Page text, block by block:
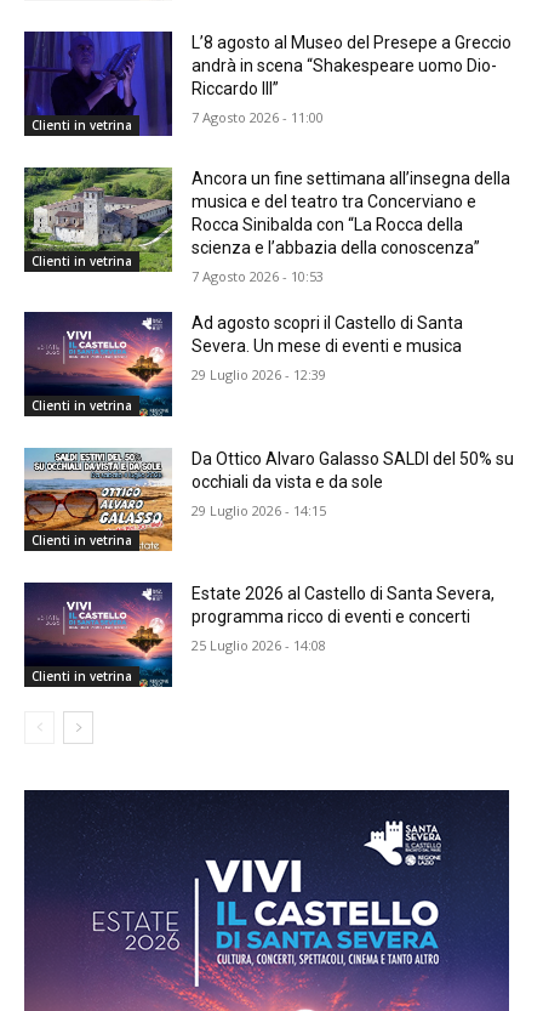
Clienti in vetrina
L’8 agosto al Museo del Presepe a Greccio
andrà in scena “Shakespeare uomo Dio-
Riccardo III”
7 Agosto 2026 - 11:00
Clienti in vetrina
Ancora un fine settimana all’insegna della
musica e del teatro tra Concerviano e
Rocca Sinibalda con “La Rocca della
scienza e l’abbazia della conoscenza”
7 Agosto 2026 - 10:53
Clienti in vetrina
Ad agosto scopri il Castello di Santa
Severa. Un mese di eventi e musica
29 Luglio 2026 - 12:39
Clienti in vetrina
Da Ottico Alvaro Galasso SALDI del 50% su
occhiali da vista e da sole
29 Luglio 2026 - 14:15
Clienti in vetrina
Estate 2026 al Castello di Santa Severa,
programma ricco di eventi e concerti
25 Luglio 2026 - 14:08